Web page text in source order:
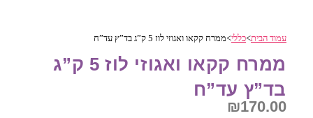
לוז
5
בד"ץ
עד"ח
עמוד הבית>כללי>ממרח קקאו ואגוזי לוז 5 ק”ג בד”ץ עד”ח
ממרח קקאו ואגוזי לוז 5 ק”ג
בד”ץ עד”ח
₪170.00